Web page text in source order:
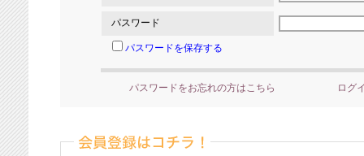
パスワード
パスワードを保存する
パスワードをお忘れの方はこちら ログ